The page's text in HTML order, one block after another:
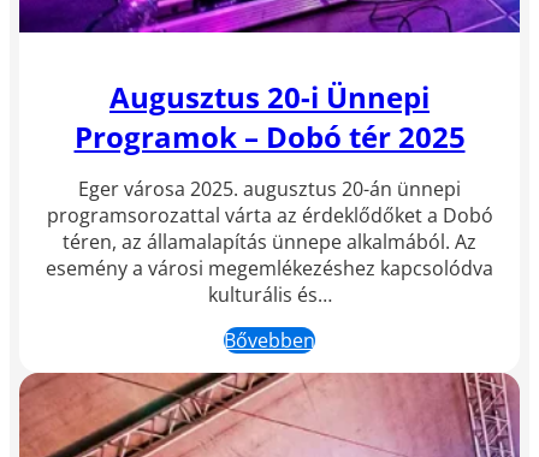
Augusztus 20-i Ünnepi
Programok – Dobó tér 2025
Eger városa 2025. augusztus 20-án ünnepi
programsorozattal várta az érdeklődőket a Dobó
téren, az államalapítás ünnepe alkalmából. Az
esemény a városi megemlékezéshez kapcsolódva
kulturális és…
Bővebben